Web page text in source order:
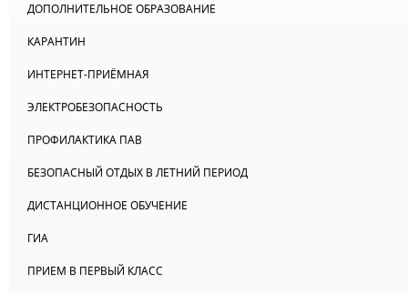
ДОПОЛНИТЕЛЬНОЕ ОБРАЗОВАНИЕ
КАРАНТИН
ИНТЕРНЕТ-ПРИЁМНАЯ
ЭЛЕКТРОБЕЗОПАСНОСТЬ
ПРОФИЛАКТИКА ПАВ
БЕЗОПАСНЫЙ ОТДЫХ В ЛЕТНИЙ ПЕРИОД
ДИСТАНЦИОННОЕ ОБУЧЕНИЕ
ГИА
ПРИЕМ В ПЕРВЫЙ КЛАСС